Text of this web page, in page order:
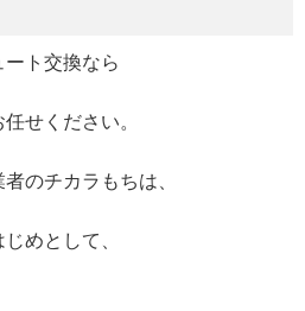
ト交換なら
せください。
のチカラもちは、
めとして、